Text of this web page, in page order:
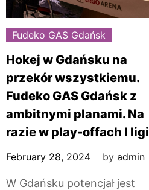
Fudeko GAS Gdańsk
Hokej w Gdańsku na
przekór wszystkiemu.
Fudeko GAS Gdańsk z
ambitnymi planami. Na
razie w play-offach I ligi
February 28, 2024 by admin
W Gdańsku potencjał jest